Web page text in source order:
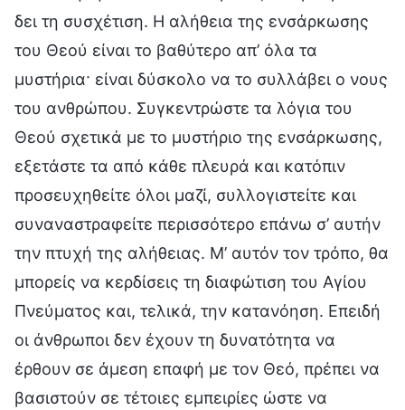
δει τη συσχέτιση. Η αλήθεια της ενσάρκωσης
του Θεού είναι το βαθύτερο απ’ όλα τα
μυστήρια· είναι δύσκολο να το συλλάβει ο νους
του ανθρώπου. Συγκεντρώστε τα λόγια του
Θεού σχετικά με το μυστήριο της ενσάρκωσης,
εξετάστε τα από κάθε πλευρά και κατόπιν
προσευχηθείτε όλοι μαζί, συλλογιστείτε και
συναναστραφείτε περισσότερο επάνω σ’ αυτήν
την πτυχή της αλήθειας. Μ’ αυτόν τον τρόπο, θα
μπορείς να κερδίσεις τη διαφώτιση του Αγίου
Πνεύματος και, τελικά, την κατανόηση. Επειδή
οι άνθρωποι δεν έχουν τη δυνατότητα να
έρθουν σε άμεση επαφή με τον Θεό, πρέπει να
βασιστούν σε τέτοιες εμπειρίες ώστε να